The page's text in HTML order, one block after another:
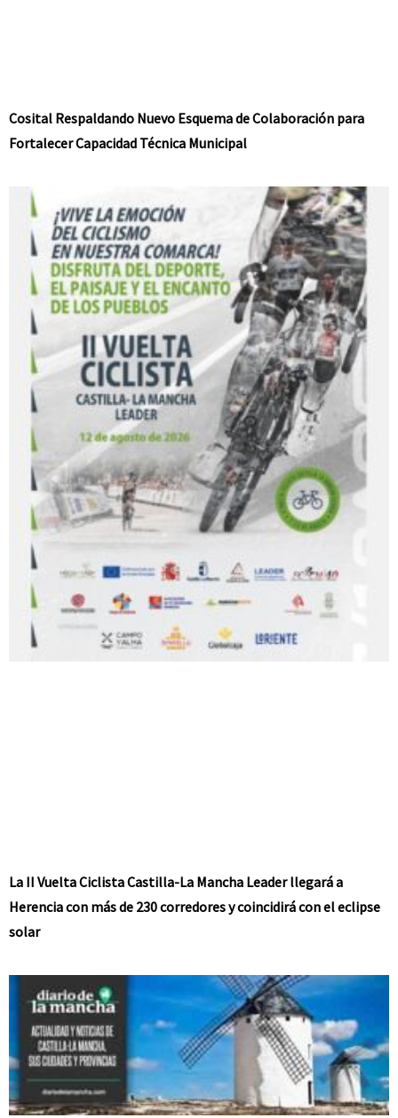
Cosital Respaldando Nuevo Esquema de Colaboración para
Fortalecer Capacidad Técnica Municipal
La II Vuelta Ciclista Castilla-La Mancha Leader llegará a
Herencia con más de 230 corredores y coincidirá con el eclipse
solar